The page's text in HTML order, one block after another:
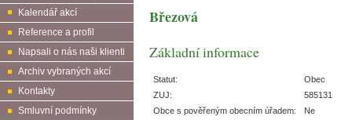
Kalendář akcí
Reference a profil
Napsali o nás naši klienti
Archiv vybraných akcí
Kontakty
Smluvní podmínky
Březová
Základní informace
Statut:
Obec
ZUJ:
585131
Obce s pověřeným obecním úřadem:
Ne